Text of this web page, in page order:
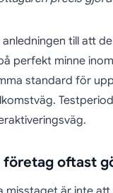
anledningen till att
perfekt minne
standard för
företag oftast